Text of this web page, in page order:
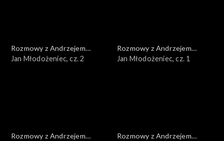
Rozmowy z Andrzejem
Doboszem
Jan Młodożeniec, cz. 2
Rozmowy z Andrzejem
Doboszem
Jan Młodożeniec, cz. 1
Rozmowy z Andrzejem
Rozmowy z Andrzejem